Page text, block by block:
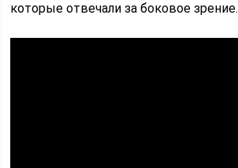
которые отвечали за боковое зрение.